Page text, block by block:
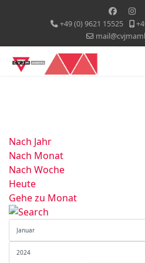
+49 (0) 9621 15525
Nach Jahr
Nach Monat
Nach Woche
Heute
Gehe zu Monat